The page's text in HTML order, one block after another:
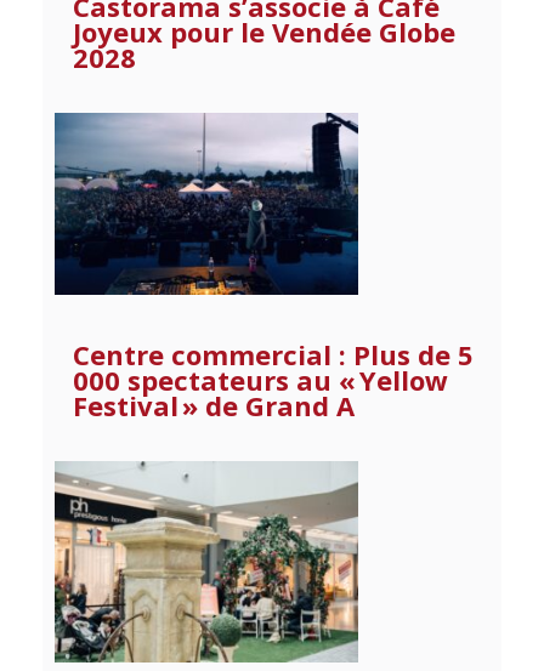
Joyeux pour le Vendée Globe
2028
Centre commercial : Plus de 5
000 spectateurs au « Yellow
Festival » de Grand A